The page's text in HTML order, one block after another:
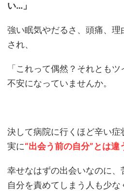
い…」
強い眠気やだるさ、頭痛、理
され、
「これって偶然？それとも
不安になっていませんか。
決して病院に行くほど辛い
実に“出会う前の自分”とは違
幸せなはずの出会いなのに、
自分を責めてしまう人も少な